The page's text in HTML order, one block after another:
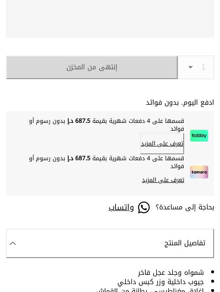
إنتهى من المخزن
ادفع اليوم. بدون فوائد
قسمها على 4 دفعات شهرية بقيمة 687.5 د.إ بدون رسوم أو
فوائد
تعرف على المزيد
قسمها على 4 دفعات شهرية بقيمة
687.5 د.إ بدون رسوم أو
فوائد
تعرف على المزيد
بحاجة إلى مساعدة؟ واتساب
تفاصيل المنتج
شمواه وجلد عجل فاخر
جيوب داخلية وزر كبس داخلي